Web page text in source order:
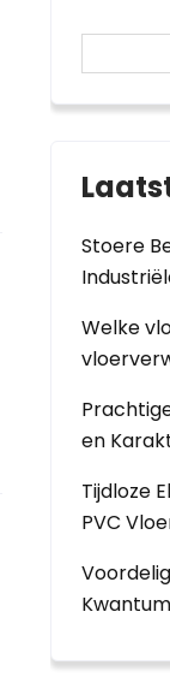
Stoere
Welke
en
Tijdloze
PVC
Kwantum